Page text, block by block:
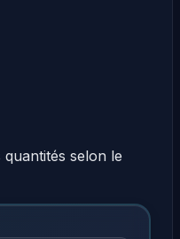
selon le